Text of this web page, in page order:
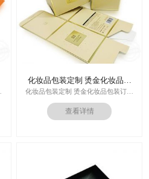
化妆品包装定制 烫金化妆品包
装订做
化妆品包装定制 烫金化妆品包装订做
厂家
印刷技术：专色印刷/四色印刷
周期：签订合同确认样板后7-15个工
作日
查看详情